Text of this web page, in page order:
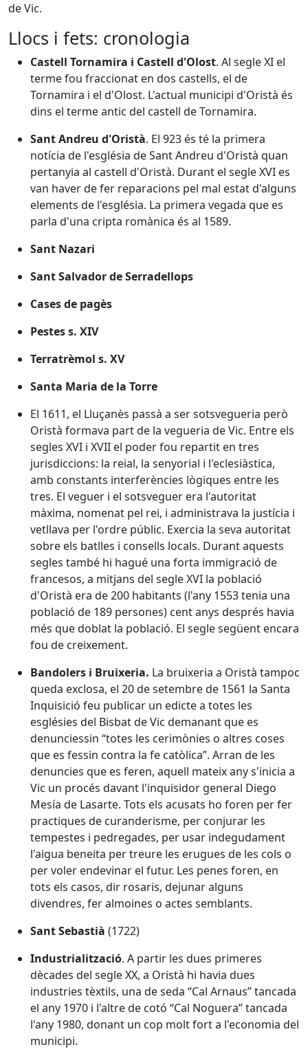
de Vic.
Llocs i fets: cronologia
Castell Tornamira i Castell d'Olost. Al segle XI el
terme fou fraccionat en dos castells, el de
Tornamira i el d'Olost. L'actual municipi d'Oristà és
dins el terme antic del castell de Tornamira.
Sant Andreu d'Oristà. El 923 és té la primera
notícia de l'església de Sant Andreu d'Oristà quan
pertanyia al castell d'Oristà. Durant el segle XVI es
van haver de fer reparacions pel mal estat d'alguns
elements de l'església. La primera vegada que es
parla d'una cripta romànica és al 1589.
Sant Nazari
Sant Salvador de Serradellops
Cases de pagès
Pestes s. XIV
Terratrèmol s. XV
Santa Maria de la Torre
El 1611, el Lluçanès passà a ser sotsvegueria però
Oristà formava part de la vegueria de Vic. Entre els
segles XVI i XVII el poder fou repartit en tres
jurisdiccions: la reial, la senyorial i l'eclesiàstica,
amb constants interferències lògiques entre les
tres. El veguer i el sotsveguer era l'autoritat
màxima, nomenat pel rei, i administrava la justícia i
vetllava per l'ordre públic. Exercia la seva autoritat
sobre els batlles i consells locals. Durant aquests
segles també hi hagué una forta immigració de
francesos, a mitjans del segle XVI la població
d'Oristà era de 200 habitants (l'any 1553 tenia una
població de 189 persones) cent anys després havia
més que doblat la població. El segle següent encara
fou de creixement.
Bandolers i Bruixeria. La bruixeria a Oristà tampoc
queda exclosa, el 20 de setembre de 1561 la Santa
Inquisició feu publicar un edicte a totes les
esglésies del Bisbat de Vic demanant que es
denunciessin “totes les cerimònies o altres coses
que es fessin contra la fe catòlica”. Arran de les
denuncies que es feren, aquell mateix any s'inicia a
Vic un procés davant l'inquisidor general Diego
Mesía de Lasarte. Tots els acusats ho foren per fer
practiques de curanderisme, per conjurar les
tempestes i pedregades, per usar indegudament
l'aigua beneita per treure les erugues de les cols o
per voler endevinar el futur. Les penes foren, en
tots els casos, dir rosaris, dejunar alguns
divendres, fer almoines o actes semblants.
Sant Sebastià (1722)
Industrialització. A partir les dues primeres
dècades del segle XX, a Oristà hi havia dues
industries tèxtils, una de seda “Cal Arnaus” tancada
el any 1970 i l'altre de cotó “Cal Noguera” tancada
l'any 1980, donant un cop molt fort a l'economia del
municipi.